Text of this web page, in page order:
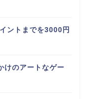
ントまでを3000円
けのアートなゲー